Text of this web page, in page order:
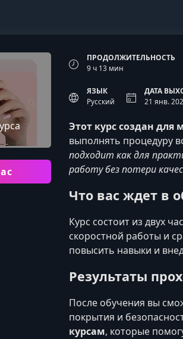
ПРОДОЛЖИТЕЛЬНОСТЬ
9 ч 13 мин
ЯЗЫК
Русский
ДАТА
21 янв.
Этот курс создан
выполнять процедуру
подходит как для
работу без потери
Что вас ждет в
Курс состоит из двух
скоростной работы и
повысить навыки и
Результаты
После обучения вы
покрытия и
курсам, которые